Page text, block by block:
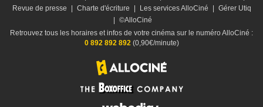
Revue de presse
| Charte d'écriture | Les services AlloCiné | Gérer Utiq
| ©AlloCiné
Retrouvez tous les horaires et infos de votre cinéma sur le numéro AlloCiné :
0 892 892 892 (0,90€/minute)